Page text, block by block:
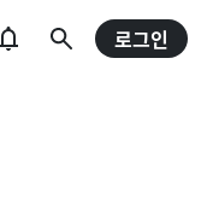
로그인